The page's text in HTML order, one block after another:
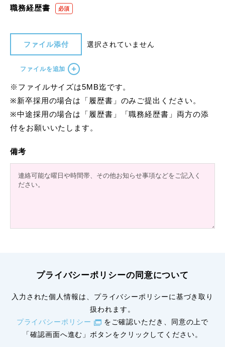
職務経歴書
ファイル添付 選択されていません
ファイルを追加
※ファイルサイズは5MB迄です。
※新卒採用の場合は「履歴書」のみご提出ください。
※中途採用の場合は「履歴書」「職務経歴書」両方の添
付をお願いいたします。
備考
プライバシーポリシーの同意について
入力された個人情報は、プライバシーポリシーに基づき取り
扱われます。
プライバシーポリシー
をご確認いただき、同意の上で
「確認画面へ進む」ボタンをクリックしてください。